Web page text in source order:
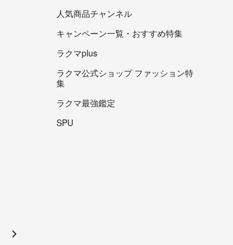
人気商品チャンネル
キャンペーン一覧・おすすめ特集
ラクマplus
ラクマ公式ショップ ファッション特
集
ラクマ最強鑑定
SPU